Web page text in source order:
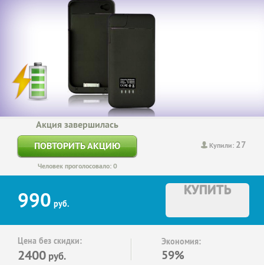
Купили: 27
Акция завершилась
ПОВТОРИТЬ АКЦИЮ
Человек проголосовало: 0
990 руб.
КУПИТЬ
Цена без скидки:
2400 руб.
Экономия:
59%